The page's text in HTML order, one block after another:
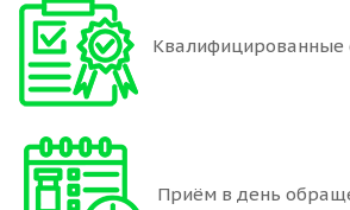
Квалифицированные
Приём в день